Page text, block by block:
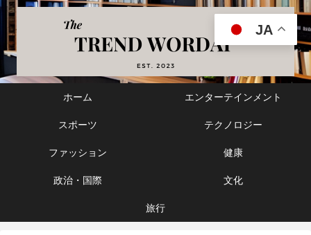
ホーム エンターテインメント
スポーツ テクノロジー
ファッション 健康
政治・国際 文化
旅行
JA